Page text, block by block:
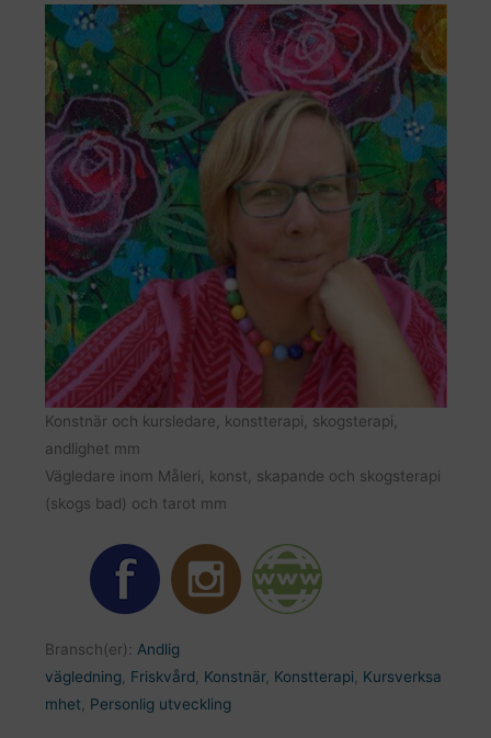
Konstnär och kursledare, konstterapi, skogsterapi,
andlighet mm
Vägledare inom Måleri, konst, skapande och skogsterapi
(skogs bad) och tarot mm
Bransch(er): Andlig
vägledning
Friskvård Konstnär, Konstterapi
Kursverksa
mhet
Personlig utveckling